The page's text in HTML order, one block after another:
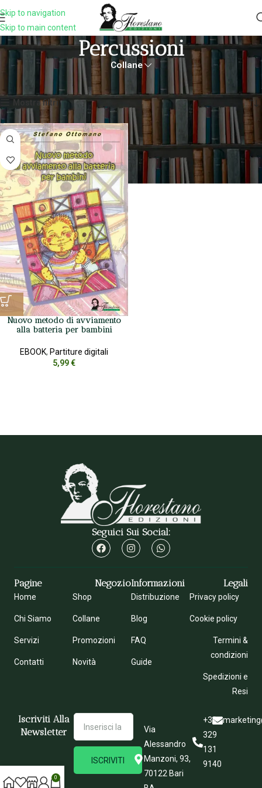
Skip to navigation
Skip to main content
Percussioni
Collane
Prodotti taggati “percussioni” Visualizzazione del risultato
Mostra filtri
Nuovo metodo di avviamento
alla batteria per bambini
EBOOK, Partiture digitali
5,99€
Seguici Sui Social:
Pagine
Home
Chi Siamo
Servizi
Contatti
Negozio
Shop
Collane
Promozioni
Novità
Informazioni
Distribuzione
Blog
FAQ
Guide
Legali
Privacy policy
Cookie policy
Termini &
condizioni
Spedizioni e
Resi
Iscriviti Alla
Newsletter
ISCRIVITI
Via
Alessandro
Manzoni, 93,
70122 Bari
+39
329
131
9140
0